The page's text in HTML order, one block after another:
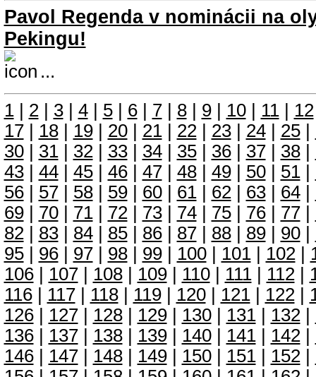
Pavol Regenda v nominácii na
Pekingu!
...
1| 2| 3| 4| 5| 6| 7| 8| 9| 10| 11| 12
17| 18| 19| 20| 21| 22| 23| 24| 25|
30| 31| 32| 33| 34| 35| 36| 37| 38|
43| 44| 45| 46| 47| 48| 49| 50| 51|
56| 57| 58| 59| 60| 61| 62| 63| 64|
69| 70| 71| 72| 73| 74| 75| 76| 77|
82| 83| 84| 85| 86| 87| 88| 89| 90|
95| 96| 97| 98| 99| 100| 101| 102|
106| 107| 108| 109| 110| 111| 112|
116| 117| 118| 119| 120| 121| 122|
126| 127| 128| 129| 130| 131| 132|
136| 137| 138| 139| 140| 141| 142|
146| 147| 148| 149| 150| 151| 152|